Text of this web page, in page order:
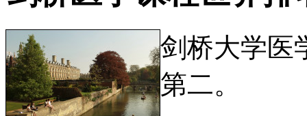
剑桥大学医
第二。